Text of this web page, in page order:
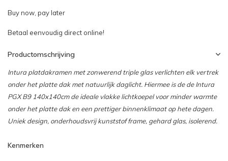
Buy now, pay later
Betaal eenvoudig direct online!
Productomschrijving
Intura platdakramen met zonwerend triple glas verlichten elk vertrek
onder het platte dak met natuurlijk daglicht. Hiermee is de de Intura
PGX B9 140x140cm de ideale vlakke lichtkoepel voor minder warmte
onder het platte dak en een prettiger binnenklimaat op hete dagen.
Uniek design, onderhoudsvrij kunststof frame, gehard glas, isolerend.
Kenmerken